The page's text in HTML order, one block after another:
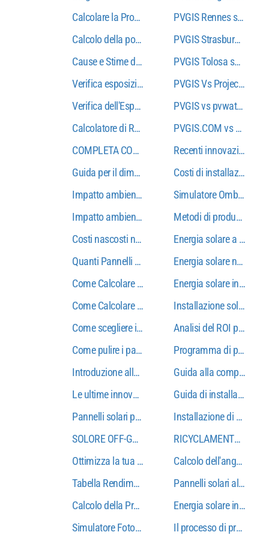
Calcolare la Produzione Giornaliera dei tuoi
Calcolo della potenza dei moduli fotovoltaici
Cause e Stime delle Perdite in un Sistema
Verifica esposizione solare casa: guida completa
Verifica dell'Esposizione Solare dell'Edificio: Il
Calcolatore di ROI solare commerciale:
COMPLETA COMPLETA IN PANNELLI SOLARE
Guida per il dimensionamento del sistema del
Impatto ambientale della produzione di energia
Impatto ambientale dei pannelli solari: 7
Costi nascosti nei progetti solari: ciò che il tuo
Quanti Pannelli Solari per Produrre 5000 kWh
Come Calcolare Gratuitamente la Produzione
Come Calcolare l'Autoconsumo Solare?
Come scegliere i pannelli solari: Guida per
Come pulire i pannelli solari: guida passo-passo
Introduzione alla Radiazione Solare e il suo
Le ultime innovazioni tecnologiche del pannello
Pannelli solari policristallini vs policristallini:
SOLORE OFF-GRID: Guida di conservazione
Ottimizza la tua Installazione Fotovoltaica con
Tabella Rendimento Pannelli Fotovoltaici: Guida
Calcolo della Produzione Fotovoltaica:
Simulatore Fotovoltaico: Lo Strumento
PVGIS Rennes solare:
PVGIS Strasburgo
PVGIS Tolosa solare:
PVGIS Vs Project Sun
PVGIS vs pvwatt:
PVGIS.COM vs
Recenti innovazioni
Costi di installazione
Simulatore Ombre e
Metodi di produzione
Energia solare a
Energia solare nei
Energia solare in
Installazione solare a
Analisi del ROI per la
Programma di pulizia
Guida alla
Guida di installazione
Installazione di
RICYCLAMENTO DEL
Calcolo dell'angolo di
Pannelli solari alle
Energia solare in
Il processo di